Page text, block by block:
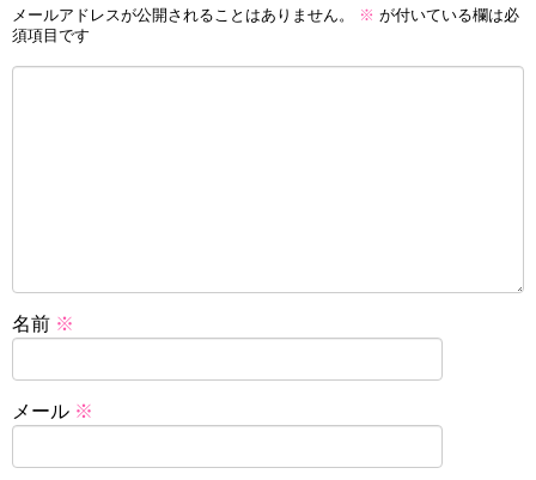
メールアドレスが公開されることはありません。 ※ が付いている欄は必
須項目です
名前 ※
メール ※